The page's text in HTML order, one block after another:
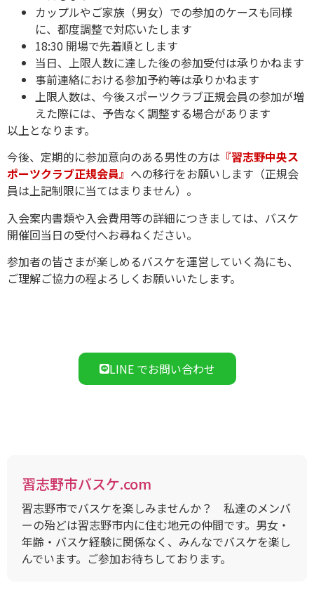
カップルやご家族（男女）での参加のケースも同様
に、都度調整で対応いたします
18:30 開場で先着順とします
当日、上限人数に達した後の参加受付は承りかねます
事前連絡における参加予約等は承りかねます
上限人数は、今後スポーツクラブ正規会員の参加が増
えた際には、予告なく調整する場合があります
以上となります。
今後、定期的に参加意向のある男性の方は 『習志野中央ス
ポーツクラブ正規会員』 への移行をお願いします（正規会
員は上記制限に当てはまりません）。
入会案内書類や入会費用等の詳細につきましては、バスケ
開催回当日の受付へお尋ねください。
参加者の皆さまが楽しめるバスケを運営していく為にも、
ご理解ご協力の程よろしくお願いいたします。
LINE でお問い合わせ
習志野市バスケ.com
習志野市でバスケを楽しみませんか？ 私達のメンバ
ーの殆どは習志野市内に住む地元の仲間です。男女・
年齢・バスケ経験に関係なく、みんなでバスケを楽し
んでいます。ご参加お待ちしております。